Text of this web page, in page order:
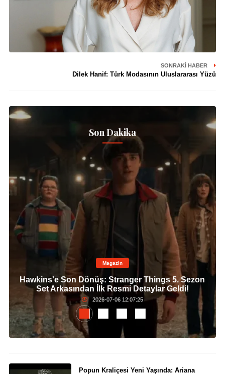
SONRAKI HABER
Dilek Hanif: Türk Modasının Uluslararası Yüzü
Son Dakika
Magazin
Hawkins'e Son Dönüş: Stranger Things 5. Sezon
Set Arkasından İlk Resmi Detaylar Geldi!
2026-07-06 12:07:25
Popun Kraliçesi Yeni Yaşında: Ariana